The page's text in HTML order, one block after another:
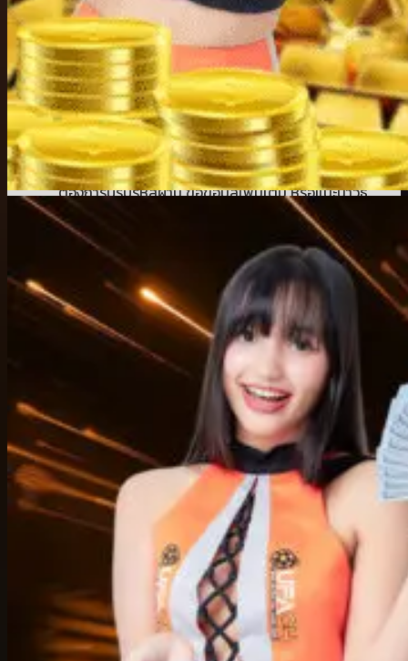
กับทั้งมือใหม่และผู้ที่ใช้งานเป็นประจำ
พูดคุยกับเจ้าหน้าที่จริง ไม่ใช่บอท
ทุกคำถามได้รับการตอบกลับจากเจ้าหน้าที่ที่เข้าใจการใช้
งานของufac4
รองรับหลากหลายช่องทางการติดต่อ
ไม่ว่าจะผ่านแชตหน้าเว็บ ไลน์ หรือช่องทางอื่น เจ้าหน้าที่ก็
พร้อมให้ความช่วยเหลือเสมอ
ให้คำแนะนำได้มากกว่าแค่ปัญหาเทคนิค
ต้องการปรับรหัสผ่าน ขอข้อมูลเพิ่มเติม หรือแนะนำวิธี
การใช้งานใหม่ ๆ ทีมงานก็จัดให้ได้ครบ
เพราะระบบออนไลน์อาจไม่ได้สมบูรณ์แบบตลอดเวลา การมีเจ้า
หน้าที่ที่พร้อมดูแลจึงเป็นสิ่งที่ช่วยให้คุณเล่นได้อย่างมั่นใจยิ่ง
ขึ้นufac4
ให้คุณติดต่อได้ทุกเวลา ไม่ว่าจะกลางวันหรือดึกแค่
ไหน หมดปัญหานั่งหาวิธีแก้เอง หรือโพสต์ถามในกลุ่มให้เสีย
แอดไลน์ ufac4 พูดคุยกับทีมงานตัวจริง
ทันที ไม่ง้อระบบอัตโนมัติ
ufac4ติดต่อเจ้าหน้าที่
ไม่ต้องรอนาน แค่แอดไลน์ก็มี ทีมงาน
ตัวจริง คอยดูแลทุกเรื่องที่คุณสงสัย พูดคุยง่าย ไม่ต้องง้อระบบ
ตอบอัตโนมัติ เพียงคุณทักเข้ามา จะมีเจ้าหน้าที่พร้อมให้คำ
แนะนำทันที ไม่ว่าจะสอบถามข้อมูลทั่วไป วิธีใช้งานระบบ แจ้ง
ปัญหา ฝากหรือถอน ทุกขั้นตอนมีคนช่วยเหลืออย่างใกล้ชิด
การสื่อสารเป็นไปอย่างสุภาพ เข้าใจง่าย ไม่พูดเป็นหุ่นยนต์ คุณ
จึงมั่นใจได้ว่า ทุกคำถามของคุณจะได้รับคำตอบจากคนจริงที่มี
ความรู้และพร้อมช่วยเหลืออย่างเต็มที่ ความใส่ใจในรายละเอียด